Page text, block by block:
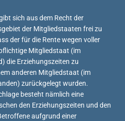
sich aus dem Recht der
der Mitgliedstaaten frei zu
der für die Rente wegen voller
Mitgliedstaat (im
die Erziehungszeiten zu
anderen Mitgliedstaat (im
zurückgelegt wurden.
besteht nämlich eine
den Erziehungszeiten und den
aufgrund einer